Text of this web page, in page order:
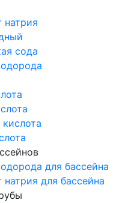
натрия
сода
для бассейна
натрия для бассейна